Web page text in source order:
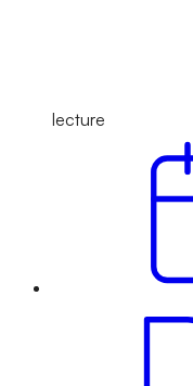
lecture